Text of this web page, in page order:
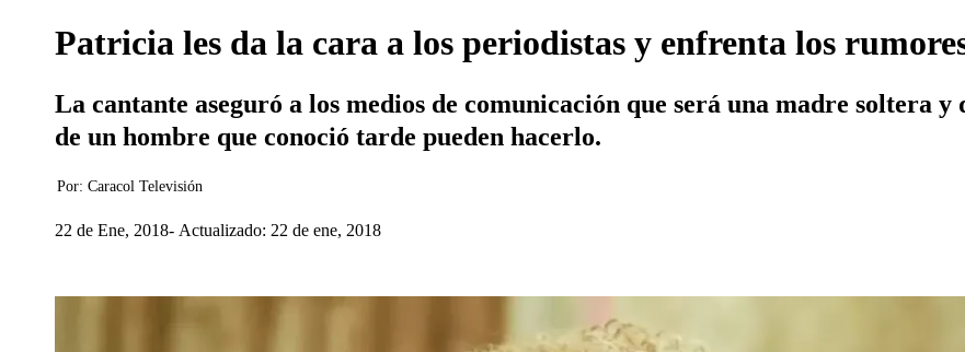
Patricia les da la cara a los periodistas y enfrenta los
La cantante aseguró a los medios de comunicación que será una madre soltera
de un hombre que conoció tarde pueden hacerlo.
Por: Caracol Televisión
22 de Ene, 2018 Actualizado: 22 de ene, 2018